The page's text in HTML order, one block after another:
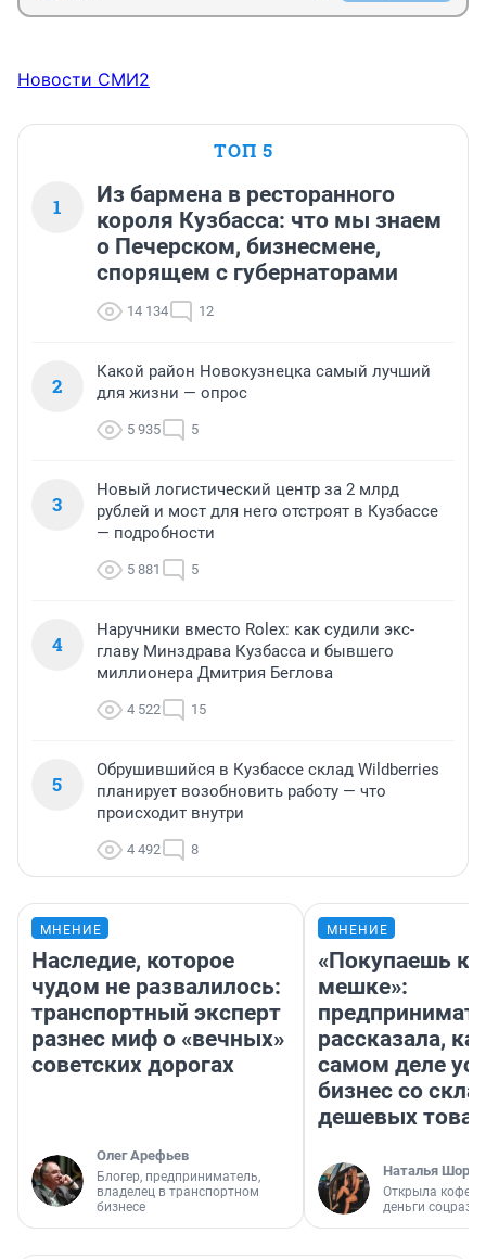
Новости СМИ2
ТОП 5
1
Из бармена в ресторанного
короля Кузбасса: что мы знаем
о Печерском, бизнесмене,
спорящем с губернаторами
14 134 12
2
Какой район Новокузнецка самый лучший
для жизни — опрос
5 935 5
3
Новый логистический центр за 2 млрд
рублей и мост для него отстроят в Кузбассе
— подробности
5 881 5
4
Наручники вместо Rolex: как судили экс-
главу Минздрава Кузбасса и бывшего
миллионера Дмитрия Беглова
4 522 15
5
Обрушившийся в Кузбассе склад Wildberries
планирует возобновить работу — что
происходит внутри
4 492 8
МНЕНИЕ
Наследие, которое
чудом не развалилось:
транспортный эксперт
разнес миф о «вечных»
советских дорогах
Олег Арефьев
Блогер, предприниматель,
владелец в транспортном
бизнесе
МНЕНИЕ
«Покупаешь
мешке»:
рассказала,
самом деле
бизнес со
дешевых
Наталья
Открыла
деньги